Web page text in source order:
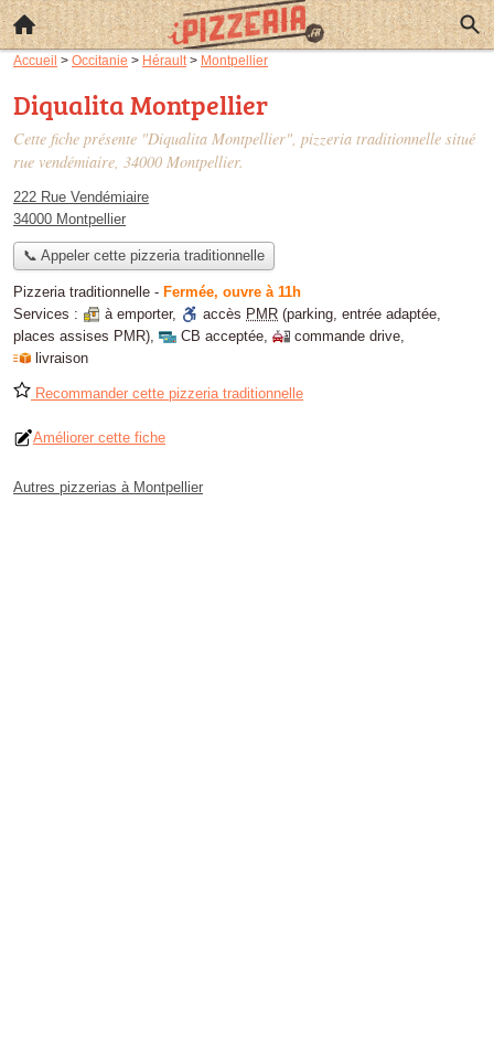
Accueil > Occitanie > Hérault > Montpellier
Diqualita Montpellier
Cette fiche présente "Diqualita Montpellier", pizzeria traditionnelle situé
rue vendémiaire, 34000 Montpellier.
222 Rue Vendémiaire
34000 Montpellier
📞 Appeler cette pizzeria traditionnelle
Pizzeria traditionnelle - Fermée, ouvre à 11h
Services :
à emporter, accès PMR (parking, entrée adaptée,
places assises PMR), CB acceptée, commande drive,
livraison
Recommander cette pizzeria traditionnelle
Améliorer cette fiche
Autres pizzerias à Montpellier